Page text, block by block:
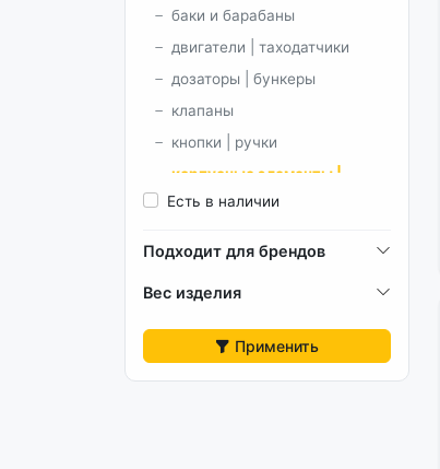
баки и барабаны
двигатели | таходатчики
дозаторы | бункеры
клапаны
кнопки | ручки
корпусные элементы |
разное
ремонтные втулки
модули и платы
ножки
Есть в наличии
Подходит для брендов
Вес изделия
Применить